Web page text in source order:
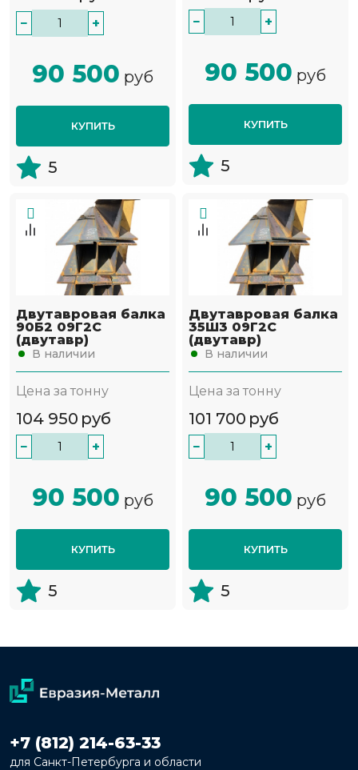
− +
90 500 руб
КУПИТЬ
5
− +
90 500 руб
КУПИТЬ
5
Двутавровая балка
90Б2 09Г2С
(двутавр)
В наличии
Цена за тонну
104 950 руб
− +
90 500 руб
КУПИТЬ
5
Двутавровая балка
35Ш3 09Г2С
(двутавр)
В наличии
Цена за тонну
101 700 руб
− +
90 500 руб
КУПИТЬ
5
+7 (812) 214-63-33
для Санкт-Петербурга и области